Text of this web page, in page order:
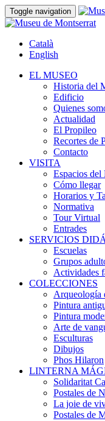
Toggle navigation
Català
English
EL MUSEO
Historia del
Edificio
Quienes
Actualidad
El Propileo
Recortes de
Contacto
VISITA
Espacios del
Cómo llegar
Horarios y
Normativa
Tour Virtual
Entrades
SERVICIOS
Escuelas
Grupos
Actividades
COLECCIONES
Arqueología
Pintura
Pintura
Arte de
Esculturas
Dibujos
Phos Hilaron
LINTERNA
Solidaritat
Postales de
La joie de
Postales de